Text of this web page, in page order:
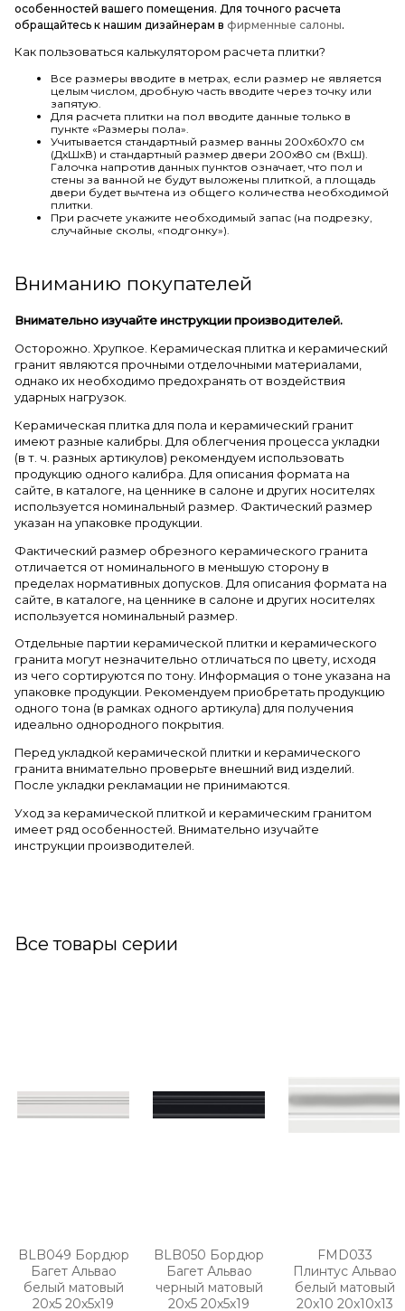
особенностей вашего помещения. Для точного расчета
обращайтесь к нашим дизайнерам в фирменные салоны.
Как пользоваться калькулятором расчета плитки?
Все размеры вводите в метрах, если размер не является
целым числом, дробную часть вводите через точку или
запятую.
Для расчета плитки на пол вводите данные только в
пункте «Размеры пола».
Учитывается стандартный размер ванны 200х60х70 см
(ДхШхВ) и стандартный размер двери 200х80 см (ВхШ).
Галочка напротив данных пунктов означает, что пол и
стены за ванной не будут выложены плиткой, а площадь
двери будет вычтена из общего количества необходимой
плитки.
При расчете укажите необходимый запас (на подрезку,
случайные сколы, «подгонку»).
Вниманию покупателей
Внимательно изучайте инструкции производителей.
Осторожно. Хрупкое. Керамическая плитка и керамический
гранит являются прочными отделочными материалами,
однако их необходимо предохранять от воздействия
ударных нагрузок.
Керамическая плитка для пола и керамический гранит
имеют разные калибры. Для облегчения процесса укладки
(в т. ч. разных артикулов) рекомендуем использовать
продукцию одного калибра. Для описания формата на
сайте, в каталоге, на ценнике в салоне и других носителях
используется номинальный размер. Фактический размер
указан на упаковке продукции.
Фактический размер обрезного керамического гранита
отличается от номинального в меньшую сторону в
пределах нормативных допусков. Для описания формата на
сайте, в каталоге, на ценнике в салоне и других носителях
используется номинальный размер.
Отдельные партии керамической плитки и керамического
гранита могут незначительно отличаться по цвету, исходя
из чего сортируются по тону. Информация о тоне указана на
упаковке продукции. Рекомендуем приобретать продукцию
одного тона (в рамках одного артикула) для получения
идеально однородного покрытия.
Перед укладкой керамической плитки и керамического
гранита внимательно проверьте внешний вид изделий.
После укладки рекламации не принимаются.
Уход за керамической плиткой и керамическим гранитом
имеет ряд особенностей. Внимательно изучайте
инструкции производителей.
Все товары серии
BLB049 Бордюр
Багет Альвао
белый матовый
20х5 20x5x19
BLB050 Бордюр
Багет Альвао
черный матовый
20х5 20x5x19
FMD033
Плинтус Альвао
белый матовый
20x10 20x10x13